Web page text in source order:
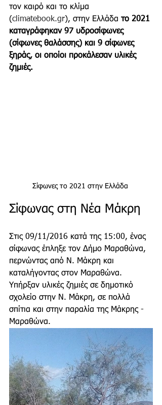
τον καιρό και το κλίμα
(climatebook.gr), στην Ελλάδα το 2021
καταγράφηκαν 97 υδροσίφωνες
(σίφωνες θαλάσσης) και 9 σίφωνες
ξηράς, οι οποίοι προκάλεσαν υλικές
ζημιές.
Σίφωνες το 2021 στην Ελλάδα
Σίφωνας στη Νέα Μάκρη
Στις 09/11/2016 κατά της 15:00, ένας
σίφωνας έπληξε τον Δήμο Μαραθώνα,
περνώντας από Ν. Μάκρη και
καταλήγοντας στον Μαραθώνα.
Υπήρξαν υλικές ζημιές σε δημοτικό
σχολείο στην Ν. Μάκρη, σε πολλά
σπίτια και στην παραλία της Μάκρης -
Μαραθώνα.